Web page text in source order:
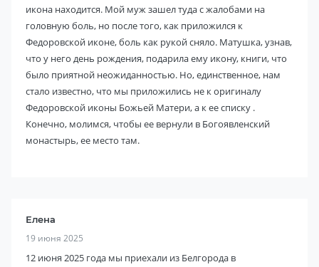
икона находится. Мой муж зашел туда с жалобами на
головную боль, но после того, как приложился к
Федоровской иконе, боль как рукой сняло. Матушка, узнав,
что у него день рождения, подарила ему икону, книги, что
было приятной неожиданностью. Но, единственное, нам
стало известно, что мы приложились не к оригиналу
Федоровской иконы Божьей Матери, а к ее списку .
Конечно, молимся, чтобы ее вернули в Богоявленский
монастырь, ее место там.
Елена
19 июня 2025
12 июня 2025 года мы приехали из Белгорода в